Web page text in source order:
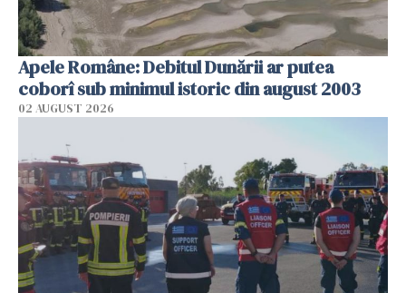
Apele Române: Debitul Dunării ar putea
coborî sub minimul istoric din august 2003
02 AUGUST 2026